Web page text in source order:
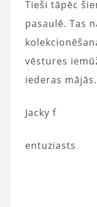
Tieši tāpēc
pasaulē. Tas
vēstures
iederas mājās.
Jacky f
entuziasts